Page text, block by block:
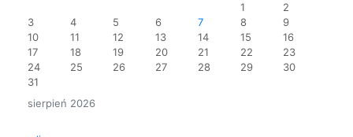
sierpień 2026
1
2
3
4 5 6 7 8
9
10
11 12 13 14 15
16
17
18 19 20 21 22
23
24
25 26 27 28 29
30
31